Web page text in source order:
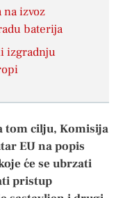
na izvoz
baterija
izgradnju
tom cilju, Komisija
EU na popis
će se ubrzati
pristup